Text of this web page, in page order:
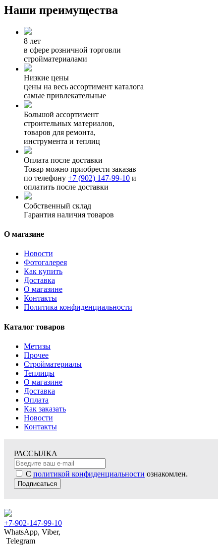
Наши преимущества
8 лет
в сфере розничной торговли
стройматериалами
Низкие цены
цены на весь ассортимент каталога
самые привлекательные
Большой ассортимент
строительных материалов,
товаров для ремонта,
инструмента и теплиц
Оплата после доставки
Товар можно приобрести заказав
по телефону +7 (902) 147-99-10 и
оплатить после доставки
Собственный склад
Гарантия наличия товаров
О магазине
Новости
Фотогалерея
Как купить
Доставка
О магазине
Контакты
Политика конфиденциальности
Каталог товаров
Метизы
Прочее
Стройматериалы
Теплицы
О магазине
Доставка
Оплата
Как заказать
Новости
Контакты
РАССЫЛКА
С политикой конфиденциальности ознакомлен.
Подписаться
+7-902-147-99-10
WhatsApp, Viber,
Telegram